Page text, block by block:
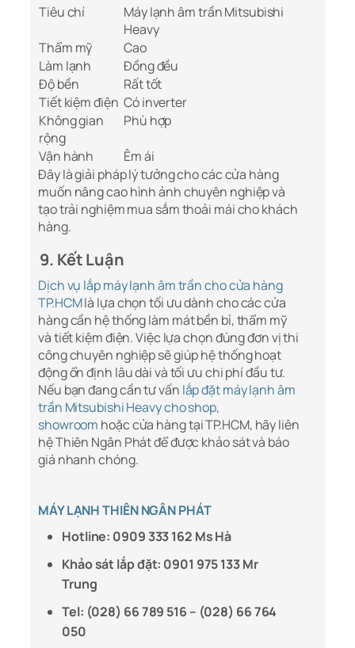
Tiêu chí
Máy lạnh âm trần Mitsubishi
Heavy
Thẩm mỹ
Cao
Làm lạnh
Đồng đều
Độ bền
Rất tốt
Tiết kiệm điện Có inverter
Không gian
rộng
Phù hợp
Vận hành
Êm ái
Đây là giải pháp lý tưởng cho các cửa hàng
muốn nâng cao hình ảnh chuyên nghiệp và
tạo trải nghiệm mua sắm thoải mái cho khách
hàng.
9. Kết Luận
Dịch vụ lắp máy lạnh âm trần cho cửa hàng
TP.HCMlà lựa chọn tối ưu dành cho các cửa
hàng cần hệ thống làm mát bền bỉ, thẩm mỹ
và tiết kiệm điện. Việc lựa chọn đúng đơn vị thi
công chuyên nghiệp sẽ giúp hệ thống hoạt
động ổn định lâu dài và tối ưu chi phí đầu tư.
Nếu bạn đang cần tư vấn lắp đặt máy lạnh âm
trần Mitsubishi Heavy cho shop,
showroom hoặc cửa hàng tại TP.HCM, hãy liên
hệ Thiên Ngân Phát để được khảo sát và báo
giá nhanh chóng.
MÁY LẠNH THIÊN NGÂN PHÁT
Hotline: 0909 333 162 Ms Hà
Khảo sát lắp đặt: 0901 975 133 Mr
Trung
Tel: (028) 66 789 516 – (028) 66 764
050